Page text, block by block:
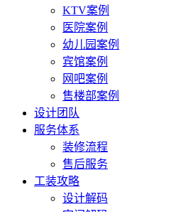
KTV案例
医院案例
幼儿园案例
宾馆案例
网吧案例
售楼部案例
设计团队
服务体系
装修流程
售后服务
工装攻略
设计解码